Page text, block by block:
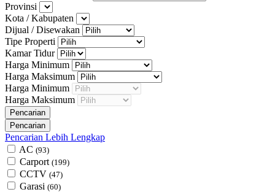
Provinsi
Kota / Kabupaten
Dijual / Disewakan
Tipe Properti
Kamar Tidur
Harga Minimum
Harga Maksimum
Harga Minimum
Harga Maksimum
Pencarian Lebih Lengkap
AC (93)
Carport (199)
CCTV (47)
Garasi (60)